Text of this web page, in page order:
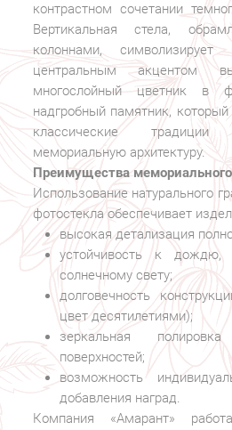
контрастном сочетании
Вертикальная стела,
колоннами,
центральным акцентом
многослойный цветник в
надгробный памятник,
классические
мемориальную архитектуру.
Преимущества
Использование натурального
фотостекла обеспечивает
высокая детализация
устойчивость к
солнечному свету;
долговечность
цвет десятилетиями);
зеркальная
поверхностей;
возможность
добавления наград.
Компания «Амарант»